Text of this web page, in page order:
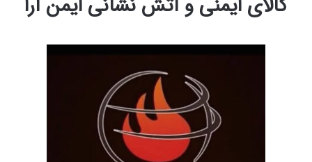
کالای ایمنی و آتش نشانی ایمن آرا